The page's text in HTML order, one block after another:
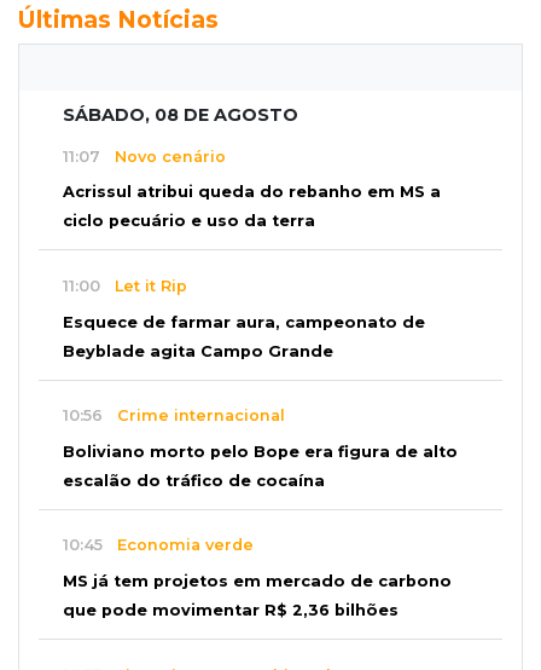
Últimas Notícias
SÁBADO, 08 DE AGOSTO
11:07 Novo cenário
Acrissul atribui queda do rebanho em MS a
ciclo pecuário e uso da terra
11:00 Let it Rip
Esquece de farmar aura, campeonato de
Beyblade agita Campo Grande
10:56 Crime internacional
Boliviano morto pelo Bope era figura de alto
escalão do tráfico de cocaína
10:45 Economia verde
MS já tem projetos em mercado de carbono
que pode movimentar R$ 2,36 bilhões